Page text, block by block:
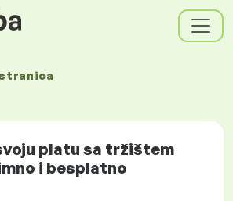
platu sa tržištem
i besplatno